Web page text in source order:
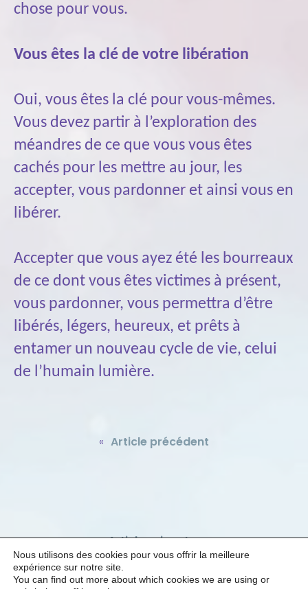
chose pour vous.
Vous êtes la clé de votre libération
Oui, vous êtes la clé pour vous-mêmes.
Vous devez partir à l’exploration des
méandres de ce que vous vous êtes
cachés pour les mettre au jour, les
accepter, vous pardonner et ainsi vous en
libérer.
Accepter que vous ayez été les bourreaux
de ce dont vous êtes victimes à présent,
vous pardonner, vous permettra d’être
libérés, légers, heureux, et prêts à
entamer un nouveau cycle de vie, celui
de l’humain lumière.
« Article précédent
Article suivant »
Nous utilisons des cookies pour vous offrir la meilleure
expérience sur notre site.
You can find out more about which cookies we are using or